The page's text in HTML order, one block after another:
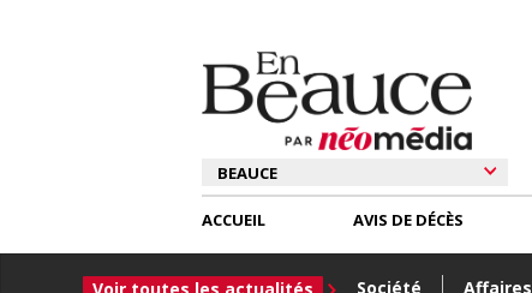
ACCUEIL
Société Affaires
AVIS DE DÉCÈS